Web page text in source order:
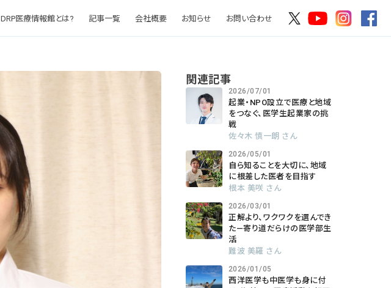
DRP医療情報館とは? 記事一覧 会社概要 お知らせ お問い合わせ
関連記事
2026/07/01
起業・NPO設立で医療と地域
をつなぐ、医学生起業家の挑
戦
佐々木 慎一朗 さん
2026/05/01
自ら知ることを大切に、地域
に根差した医者を目指す
根本 美咲 さん
2026/03/01
正解より、ワクワクを選んでき
た―寄り道だらけの医学部生
活
難波 美羅 さん
2026/01/05
西洋医学も中医学も身に付